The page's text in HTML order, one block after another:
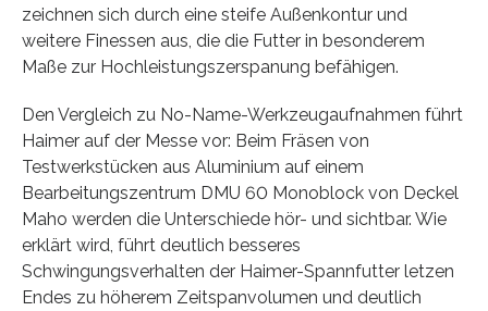
zeichnen sich durch eine steife Außenkontur und
weitere Finessen aus, die die Futter in besonderem
Maße zur Hochleistungszerspanung befähigen.
Den Vergleich zu No-Name-Werkzeugaufnahmen führt
Haimer auf der Messe vor: Beim Fräsen von
Testwerkstücken aus Aluminium auf einem
Bearbeitungszentrum DMU 60 Monoblock von Deckel
Maho werden die Unterschiede hör- und sichtbar. Wie
erklärt wird, führt deutlich besseres
Schwingungsverhalten der Haimer-Spannfutter letzen
Endes zu höherem Zeitspanvolumen und deutlich